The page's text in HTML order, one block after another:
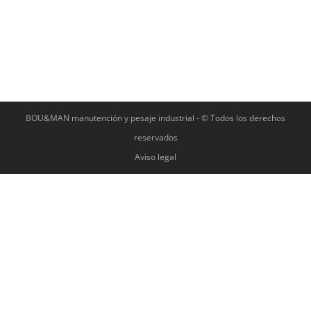
BOU&MAN manutención y pesaje industrial - © Todos los derechos
reservados
Aviso legal